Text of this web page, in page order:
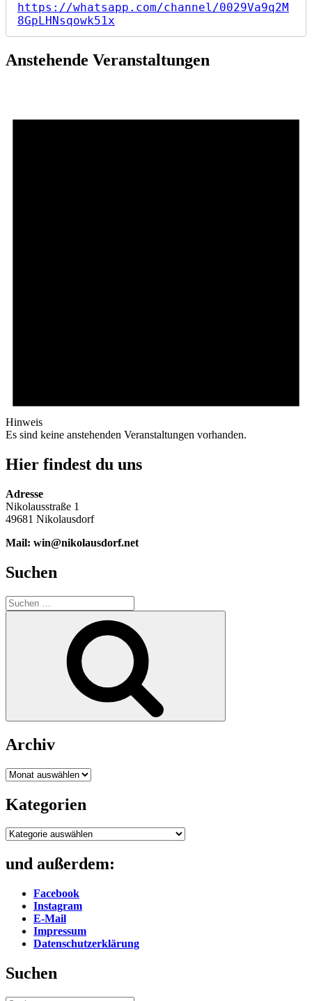
besten
Plattleser“
https://whatsapp.com/channel/0029Va9q2M
8GpLHNsqowk51x
Anstehende Veranstaltungen
Hinweis
Es sind keine anstehenden Veranstaltungen vorhanden.
Hier findest du uns
Adresse
Nikolausstraße 1
49681 Nikolausdorf
Mail: win@nikolausdorf.net
Suchen
Suche
nach:
Archiv
Archiv
Kategorien
Kategorien
und außerdem:
Facebook
Instagram
E-Mail
Impressum
Datenschutzerklärung
Suchen